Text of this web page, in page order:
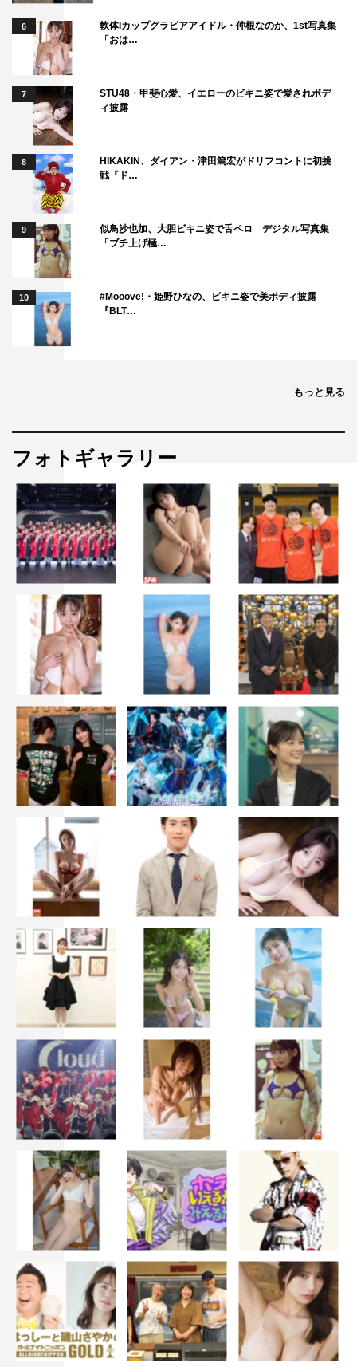
『10回切って倒れない木はない』
日本テレビ系
企画：秋元康
出演者：志尊淳、仁村紗和、京本大我、長濱ねる、矢柴俊
博、入山法子、みりちゃむ（大木美里亜）、松岡卓弥
（MATSURI）、でんでん ほか
脚本：川﨑いづみ（『地味にスゴイ！校閲ガール・河野悦
子』『ながたんと青と－いちかの料理帖－』『単身花日』
『ひだまりが聴こえる』など）
音楽：はらかなこ
演出：小室直子、内田秀実
チーフプロデューサー：松本京子
プロデューサー：島ノ江衣未、本多繁勝
2026年春ドラマ 春ドラマ
6
軟体Iカップグラビアアイドル・仲根なのか、1st写真集
「おは…
7
STU48・甲斐心愛、イエローのビキニ姿で愛されボデ
ィ披露
8
HIKAKIN、ダイアン・津田篤宏がドリフコントに初挑
戦『ド…
9
似鳥沙也加、大胆ビキニ姿で舌ペロ デジタル写真集
「ブチ上げ極…
10
#Mooove!・姫野ひなの、ビキニ姿で美ボディ披露
『BLT…
もっと見る
フォトギャラリー